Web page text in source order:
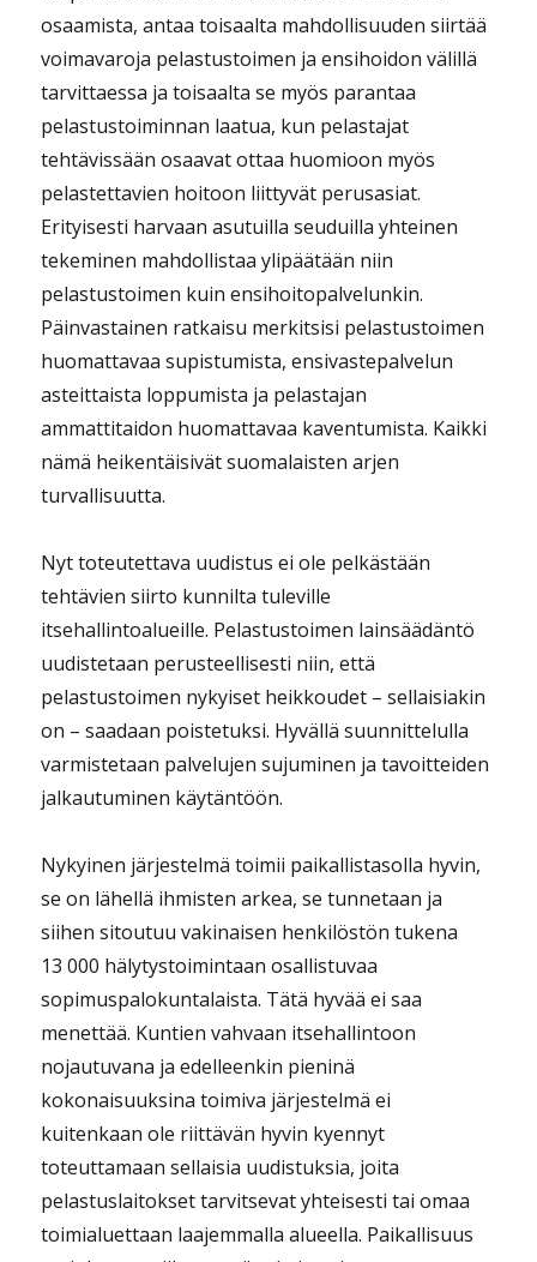
osaamista, antaa toisaalta mahdollisuuden siirtää
voimavaroja pelastustoimen ja ensihoidon välillä
tarvittaessa ja toisaalta se myös parantaa
pelastustoiminnan laatua, kun pelastajat
tehtävissään osaavat ottaa huomioon myös
pelastettavien hoitoon liittyvät perusasiat.
Erityisesti harvaan asutuilla seuduilla yhteinen
tekeminen mahdollistaa ylipäätään niin
pelastustoimen kuin ensihoitopalvelunkin.
Päinvastainen ratkaisu merkitsisi pelastustoimen
huomattavaa supistumista, ensivastepalvelun
asteittaista loppumista ja pelastajan
ammattitaidon huomattavaa kaventumista. Kaikki
nämä heikentäisivät suomalaisten arjen
turvallisuutta.
Nyt toteutettava uudistus ei ole pelkästään
tehtävien siirto kunnilta tuleville
itsehallintoalueille. Pelastustoimen lainsäädäntö
uudistetaan perusteellisesti niin, että
pelastustoimen nykyiset heikkoudet – sellaisiakin
on – saadaan poistetuksi. Hyvällä suunnittelulla
varmistetaan palvelujen sujuminen ja tavoitteiden
jalkautuminen käytäntöön.
Nykyinen järjestelmä toimii paikallistasolla hyvin,
se on lähellä ihmisten arkea, se tunnetaan ja
siihen sitoutuu vakinaisen henkilöstön tukena
13 000 hälytystoimintaan osallistuvaa
sopimuspalokuntalaista. Tätä hyvää ei saa
menettää. Kuntien vahvaan itsehallintoon
nojautuvana ja edelleenkin pieninä
kokonaisuuksina toimiva järjestelmä ei
kuitenkaan ole riittävän hyvin kyennyt
toteuttamaan sellaisia uudistuksia, joita
pelastuslaitokset tarvitsevat yhteisesti tai omaa
toimialuettaan laajemmalla alueella. Paikallisuus